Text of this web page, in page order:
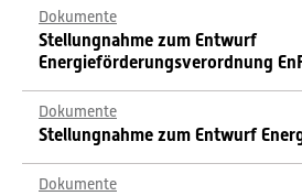
Dokumente
Stellungnahme zum Entwurf
Energieförderungsverordnung
Dokumente
Stellungnahme zum Entwurf
Dokumente